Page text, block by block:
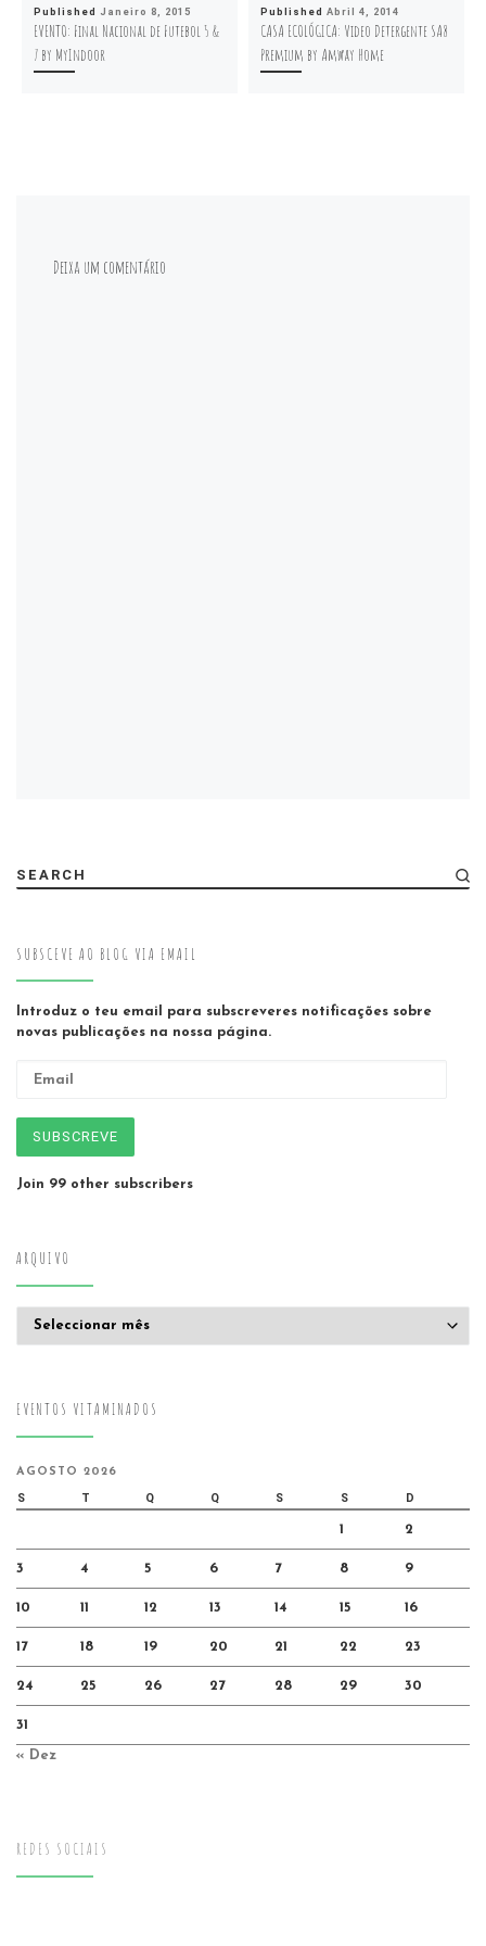
Published Janeiro 8, 2015
EVENTO: Final Nacional de Futebol 5 &
7 by MyIndoor
Published Abril 4, 2014
CASA ECOLÓGICA: Video Detergente SA8
Premium by Amway Home
Deixa um comentário
SEARCH
SUBSCEVE AO BLOG VIA EMAIL
Introduz o teu email para subscreveres notificações sobre
novas publicações na nossa página.
SUBSCREVE
Join 99 other subscribers
ARQUIVO
EVENTOS VITAMINADOS
AGOSTO 2026
S T Q Q S S D
1 2
3 4 5 6 7 8 9
10 11 12 13 14 15 16
17 18 19 20 21 22 23
24 25 26 27 28 29 30
31
« Dez
REDES SOCIAIS